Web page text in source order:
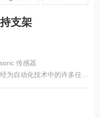
支架
传感器
为自动化技术中的许多任务
些产品适用于快速、安全的
传感器Disoric德森